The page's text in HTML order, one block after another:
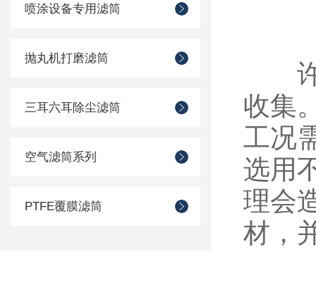
喷涂设备专用滤筒
抛丸机打磨滤筒
三耳六耳除尘滤筒
空气滤筒系列
PTFE覆膜滤筒
许
收集
工况
选用
理会
材，